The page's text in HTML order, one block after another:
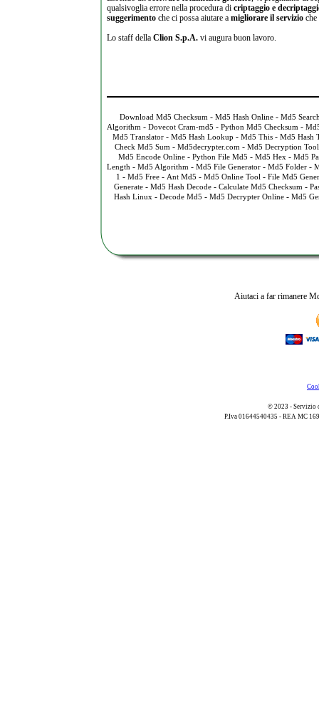
qualsivoglia errore nella procedura di criptaggio e
suggerimentoche ci possa aiutare a migliorare il servizioche
Lo staff della Clion S.p.A.vi augura buon lavoro.
Download Md5 Checksum - Md5 Hash Online - Md5
Algorithm - Dovecot Cram-md5 - Python Md5 Checksum -
Md5 Translator- Md5 Hash Lookup - Md5 This- Md5 Hash
Check Md5 Sum - Md5decrypter.com - Md5 Decryption Tool
Md5 Encode Online- Python File Md5 - Md5 Hex - Md5
Length - Md5 Algorithm - Md5 File Generator - Md5 Folder -
1 - Md5 Free - Ant Md5 - Md5 Online Tool - File Md5
Generate- Md5 Hash Decode- Calculate Md5 Checksum -
Hash Linux - Decode Md5 - Md5 Decrypter Online- Md5
Aiutaci a far rimanere
© 2023 - Servizio
P.Iva 01644540435 - REA MC